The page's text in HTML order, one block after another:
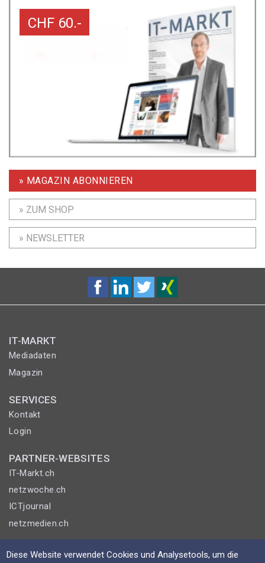
CHF 60.-
» MAGAZIN ABONNIEREN
» ZUM SHOP
» NEWSLETTER
IT-MARKT
Mediadaten
Magazin
SERVICES
Kontakt
Login
PARTNER-WEBSITES
IT-Markt.ch
netzwoche.ch
ICTjournal
netzmedien.ch
© NETZMEDIEN AG 2026
Diese Website verwendet Cookies und Analysetools, um die